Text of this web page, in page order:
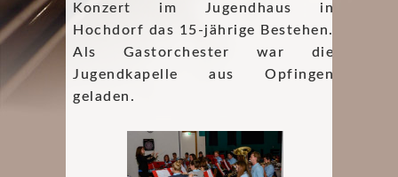
Konzert im Jugendhaus in
Hochdorf das 15-jährige Bestehen.
Als Gastorchester war die
Jugendkapelle aus Opfingen
geladen.